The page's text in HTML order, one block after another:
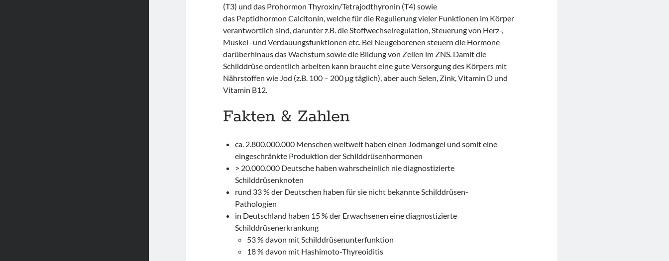
(T3) und das Prohormon Thyroxin/Tetrajodthyronin (T4) sowie
das Peptidhormon Calcitonin, welche für die Regulierung vieler Funktionen im Körper
verantwortlich sind, darunter z.B. die Stoffwechselregulation, Steuerung von Herz-,
Muskel- und Verdauungsfunktionen etc. Bei Neugeborenen steuern die Hormone
darüberhinaus das Wachstum sowie die Bildung von Zellen im ZNS. Damit die
Schilddrüse ordentlich arbeiten kann braucht eine gute Versorgung des Körpers mit
Nährstoffen wie Jod (z.B. 100 – 200 µg täglich), aber auch Selen, Zink, Vitamin D und
Vitamin B12.
Fakten & Zahlen
ca. 2.800.000.000 Menschen weltweit haben einen Jodmangel und somit eine
eingeschränkte Produktion der Schilddrüsenhormonen
> 20.000.000 Deutsche haben wahrscheinlich nie diagnostizierte
Schilddrüsenknoten
rund 33 % der Deutschen haben für sie nicht bekannte Schilddrüsen-
Pathologien
in Deutschland haben 15 % der Erwachsenen eine diagnostizierte
Schilddrüsenerkrankung
53 % davon mit Schilddrüsenunterfunktion
18 % davon mit Hashimoto-Thyreoiditis